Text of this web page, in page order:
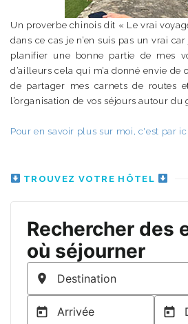
Un proverbe chinois dit « Le vrai
dans ce cas je n’en suis pas un vrai
planifier une bonne partie de mes
d’ailleurs cela qui m’a donné envie de
de partager mes carnets de routes
l’organisation de vos séjours autour
Pour en savoir plus sur moi, c'est par
TROUVEZ VOTRE HÔTEL